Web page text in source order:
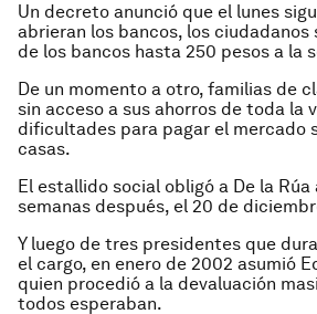
Un decreto anunció que el lunes
abrieran los bancos, los
de los bancos hasta 250 pesos a la
De un momento a otro, familias de
sin acceso a sus ahorros de toda la
dificultades para pagar el mercado
casas.
El estallido social obligó a De la
semanas después, el 20 de
Y luego de tres presidentes que
el cargo, en enero de 2002 asumió
quien procedió a la devaluación
todos esperaban.